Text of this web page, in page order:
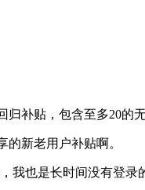
补贴，包含至多20的
新老用户补贴啊。
我也是长时间没有登录